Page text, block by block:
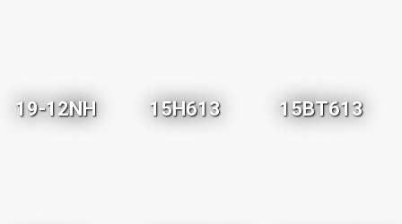
19-12NH 15H613 15BT613